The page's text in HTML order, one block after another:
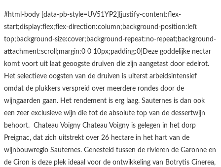
#html-body [data-pb-style=UV51YP2]{justify-content:flex-
start;display:flex;flex-direction:column;background-position:left
top;background-size:cover;background-repeat:no-repeat;background-
attachment:scroll;margin:0 0 10px;padding:0}Deze goddelijke nectar
komt voort uit laat geoogste druiven die zijn aangetast door edelrot.
Het selectieve oogsten van de druiven is uiterst arbeidsintensief
omdat de plukkers verspreid over meerdere rondes door de
wijngaarden gaan. Het rendement is erg laag. Sauternes is dan ook
een zeer exclusieve wijn die tot de absolute top van de dessertwijn
behoort. Chateau Voigny Chateau Voigny is gelegen in het dorp
Preignac, dat zich uitstrekt over 26 hectare in het hart van de
wijnbouwregio Sauternes. Genesteld tussen de rivieren de Garonne en
de Ciron is deze plek ideaal voor de ontwikkeling van Botrytis Cinerea,